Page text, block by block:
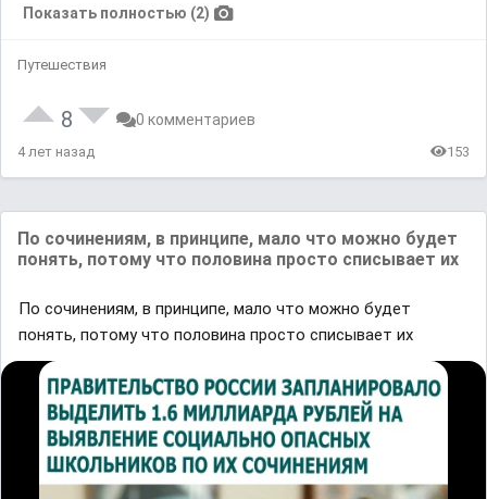
Показать полностью (2)
Путешествия
8 0 комментариев
4 лет назад 153
По сочинениям, в принципе, мало что можно будет
понять, потому что половина просто списывает их
По сочинениям, в принципе, мало что можно будет
понять, потому что половина просто списывает их